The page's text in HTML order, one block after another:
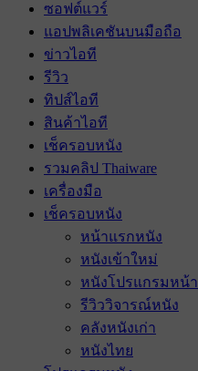
ซอฟต์แวร์
แอปพลิเคชันบนมือถือ
ข่าวไอที
รีวิว
ทิปส์ไอที
สินค้าไอที
เช็ครอบหนัง
รวมคลิป Thaiware
เครื่องมือ
เช็ครอบหนัง
หน้าแรกหนัง
หนังเข้าใหม่
หนังโปรแกรมหน้า
รีวิววิจารณ์หนัง
คลังหนังเก่า
หนังไทย